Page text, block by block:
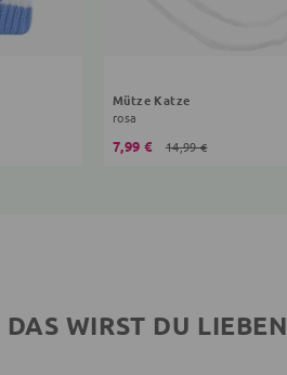
Mütze Katze
rosa
7,99 € 14,99 €
DAS WIRST DU LIEBEN